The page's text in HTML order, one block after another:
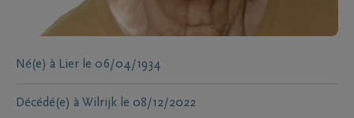
Né(e) à Lier le 06/04/1934
Décédé(e) à Wilrijk le 08/12/2022